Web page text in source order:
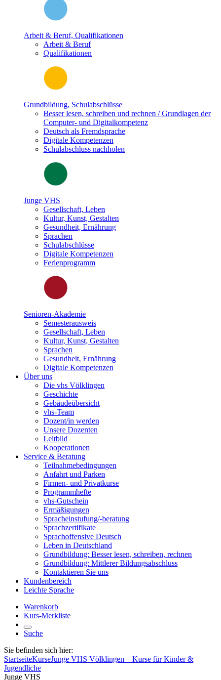
Arbeit & Beruf, Qualifikationen
Arbeit & Beruf
Qualifikationen
Grundbildung, Schulabschlüsse
Besser lesen, schreiben und rechnen / Grundlagen der
Computer- und Digitalkompetenz
Deutsch als Fremdsprache
Digitale Kompetenzen
Schulabschluss nachholen
Junge VHS
Gesellschaft, Leben
Kultur, Kunst, Gestalten
Gesundheit, Ernährung
Sprachen
Schulabschlüsse
Digitale Kompetenzen
Ferienprogramm
Senioren-Akademie
Semesterausweis
Gesellschaft, Leben
Kultur, Kunst, Gestalten
Sprachen
Gesundheit, Ernährung
Digitale Kompetenzen
Über uns
Die vhs Völklingen
Geschichte
Gebäudeübersicht
vhs-Team
Dozent/in werden
Unsere Dozenten
Leitbild
Kooperationen
Service & Beratung
Teilnahmebedingungen
Anfahrt und Parken
Firmen- und Privatkurse
Programmhefte
vhs-Gutschein
Ermäßigungen
Spracheinstufung/-beratung
Sprachzertifikate
Sprachoffensive Deutsch
Leben in Deutschland
Grundbildung: Besser lesen, schreiben, rechnen
Grundbildung: Mittlerer Bildungsabschluss
Kontaktieren Sie uns
Kundenbereich
Leichte Sprache
Warenkorb
Kurs-Merkliste
Suche
Sie befinden sich hier:
StartseiteKurseJunge VHS Völklingen – Kurse für Kinder &
Jugendliche
Junge VHS